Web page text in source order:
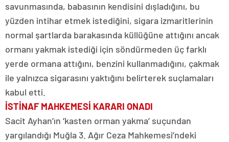
savunmasında, babasının kendisini dışladığını, bu
yüzden intihar etmek istediğini, sigara izmaritlerinin
normal şartlarda barakasında küllüğüne attığını ancak
ormanı yakmak istediği için söndürmeden üç farklı
yerde ormana attığını, benzini kullanmadığını, çakmak
ile yalnızca sigarasını yaktığını belirterek suçlamaları
kabul etti.
İSTİNAF MAHKEMESİ KARARI ONADI
Sacit Ayhan’ın ‘kasten orman yakma’ suçundan
yargılandığı Muğla 3. Ağır Ceza Mahkemesi’ndeki